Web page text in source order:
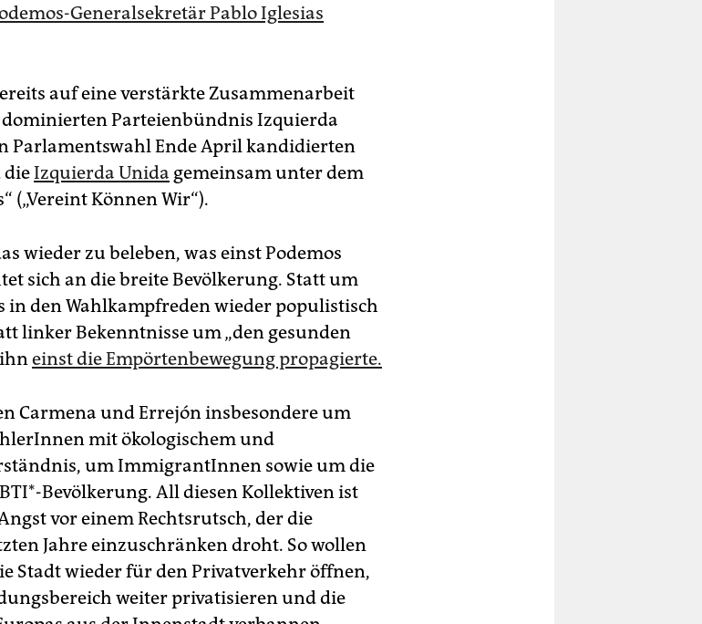
Generalsekretär Pablo Iglesias
auf eine verstärkte Zusammenarbeit
Parteienbündnis Izquierda
Parlamentswahl Ende April kandidierten
dieIzquierda Unida gemeinsam unter dem
(„Vereint Können Wir“).
wieder zu beleben, was einst Podemos
sich an die breite Bevölkerung. Statt um
in den Wahlkampfreden wieder populistisch
linker Bekenntnisse um „den gesunden
einst die Empörtenbewegung propagierte.
Carmena und Errejón insbesondere um
mit ökologischem und
um ImmigrantInnen sowie um die
Bevölkerung. All diesen Kollektiven ist
vor einem Rechtsrutsch, der die
Jahre einzuschränken droht. So wollen
Stadt wieder für den Privatverkehr öffnen,
weiter privatisieren und die